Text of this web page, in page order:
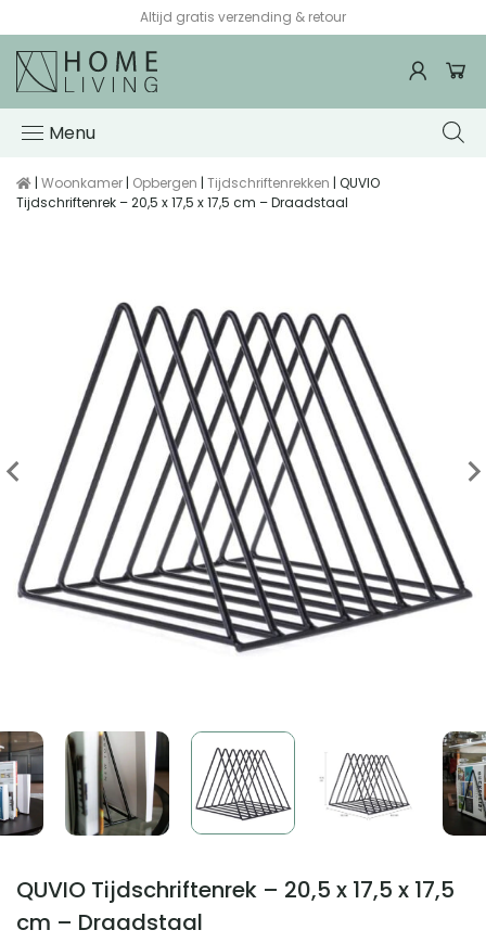
Altijd gratis verzending & retour
Menu
| Woonkamer | Opbergen | Tijdschriftenrekken | QUVIO
Tijdschriftenrek – 20,5 x 17,5 x 17,5 cm – Draadstaal
QUVIO Tijdschriftenrek – 20,5 x 17,5 x 17,5
cm – Draadstaal